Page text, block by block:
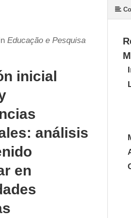
Educação e Pesquisa
inicial
análisis
en